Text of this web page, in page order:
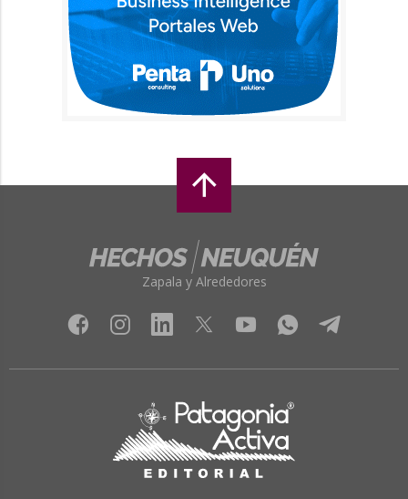
Zapala y Alrededores